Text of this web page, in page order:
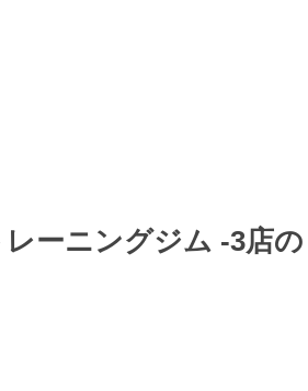
レーニングジム -3店の